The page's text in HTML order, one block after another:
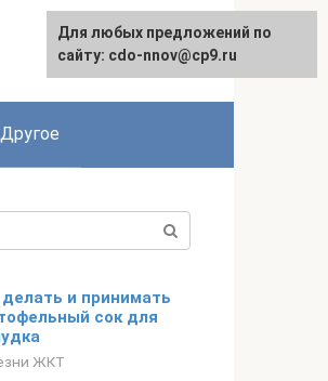
Другое
делать и принимать
сок для
ЖКТ
Для любых предложений по
сайту: cdo-nnov@cp9.ru